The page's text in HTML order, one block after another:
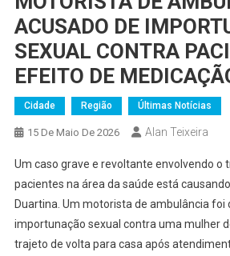
ACUSADO DE
SEXUAL CONTRA
EFEITO DE
Cidade Região Últimas Notícias
15 De Maio De 2026 Alan Teixeira
Um caso grave e revoltante envolvendo o
pacientes na área da saúde está
Duartina. Um motorista de ambulância foi
importunação sexual contra uma mulher
trajeto de volta para casa após